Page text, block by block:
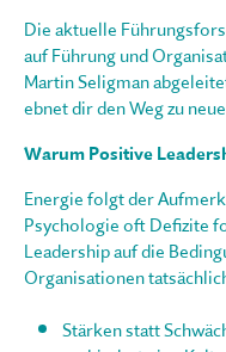
Die aktuelle
auf Führung und
Martin Seligman
ebnet dir den Weg zu
Warum Positive
Energie folgt der
Psychologie oft Defizite
Leadership auf die
Organisationen
Stärken statt